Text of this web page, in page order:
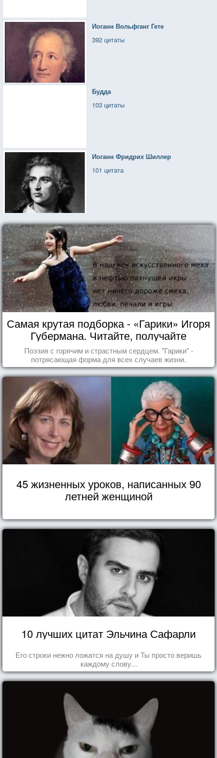
Иоганн Вольфганг Гете
392 цитаты
Будда
103 цитаты
Иоганн Фридрих Шиллер
101 цитата
Самая крутая подборка - «Гарики» Игоря
Губермана. Читайте, получайте
удовольствие!
Поэзия с горячим и страстным сердцем. "Гарики" -
потрясающая форма для всех случаев жизни.
45 жизненных уроков, написанных 90
летней женщиной
10 лучших цитат Эльчина Сафарли
Его строки нежно ложатся на душу и Ты просто веришь
каждому слову...